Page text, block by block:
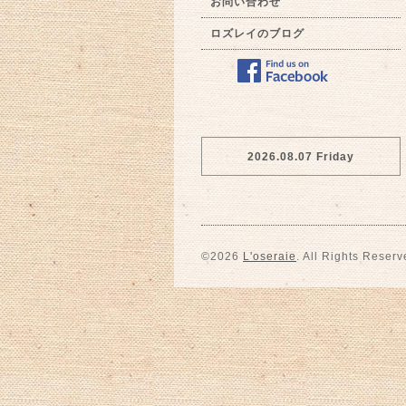
ロズレイのブログ
2026.08.07 Friday
©2026 L'oseraie . All Rights